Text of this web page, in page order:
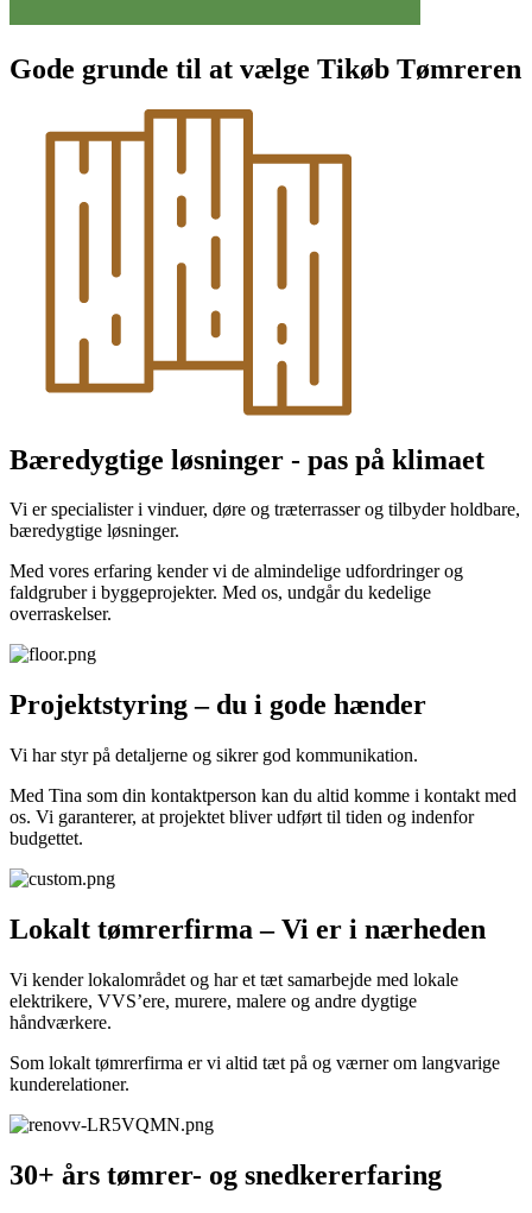
Gode grunde til at vælge Tikøb Tømreren
Bæredygtige løsninger - pas på klimaet
Vi er specialister i vinduer, døre og træterrasser og tilbyder holdbare,
bæredygtige løsninger.
Med vores erfaring kender vi de almindelige udfordringer og
faldgruber i byggeprojekter. Med os, undgår du kedelige
overraskelser.
Projektstyring – du i gode hænder
Vi har styr på detaljerne og sikrer god kommunikation.
Med Tina som din kontaktperson kan du altid komme i kontakt med
os. Vi garanterer, at projektet bliver udført til tiden og indenfor
budgettet.
Lokalt tømrerfirma – Vi er i nærheden
Vi kender lokalområdet og har et tæt samarbejde med lokale
elektrikere, VVS’ere, murere, malere og andre dygtige
håndværkere.
Som lokalt tømrerfirma er vi altid tæt på og værner om langvarige
kunderelationer.
30+ års tømrer- og snedkererfaring